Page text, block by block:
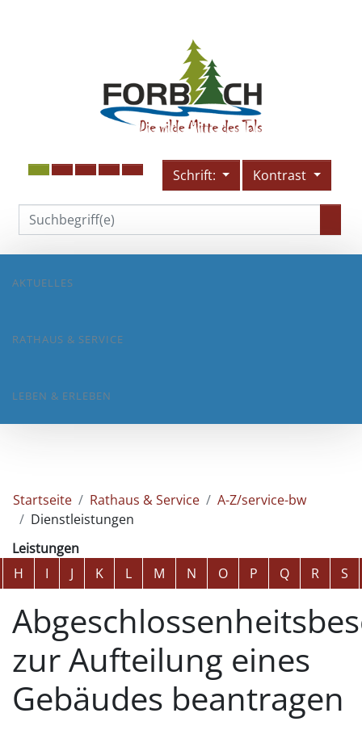
Schrift: Kontrast
AKTUELLES
RATHAUS & SERVICE
LEBEN & ERLEBEN
Startseite Rathaus & Service
A-Z/service-bw
Dienstleistungen
Leistungen
Alphabetisches Register überspringen
H I J K L M N O P Q R S
zur Aufteilung eines
Gebäudes beantragen